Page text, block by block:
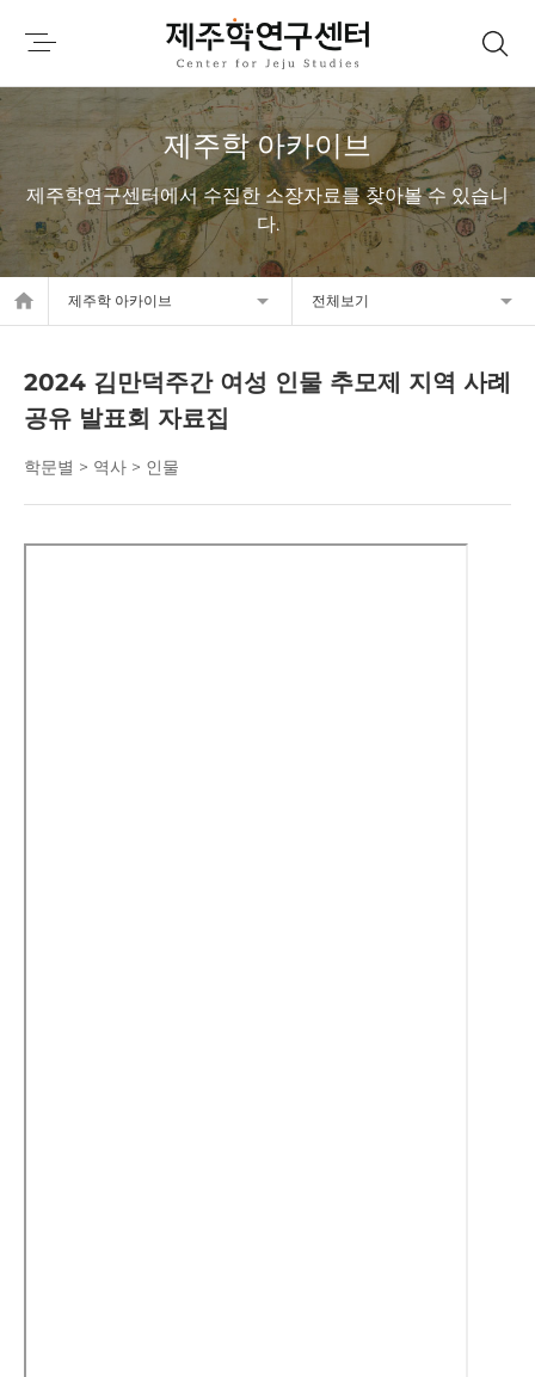
제주학 아카이브
제주학연구센터에서 수집한 소장자료를 찾아볼 수 있습니
다.
home 제주학 아카이브 전체보기
2024 김만덕주간 여성 인물 추모제 지역 사례
공유 발표회 자료집
학문별 > 역사 > 인물